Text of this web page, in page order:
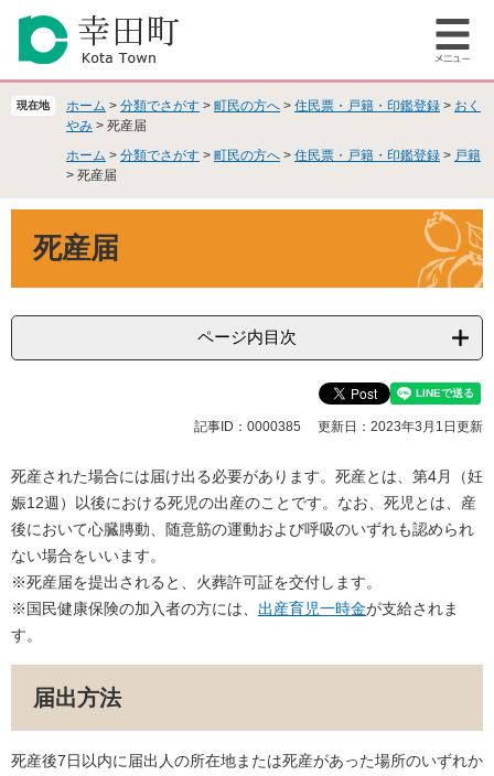
の
。
ー
て
メ
ー
現在地 ホーム > 分類でさがす > 町民の方へ > 住民票・戸籍・印鑑登録 > おく
やみ > 死産届
ホーム > 分類でさがす > 町民の方へ > 住民票・戸籍・印鑑登録 > 戸籍
> 死産届
死産届
ページ内目次
記事ID：0000385 更新日：2023年3月1日更新
死産された場合には届け出る必要があります。死産とは、第4月（妊
娠12週）以後における死児の出産のことです。なお、死児とは、産
後において心臓膞動、随意筋の運動および呼吸のいずれも認められ
ない場合をいいます。
※死産届を提出されると、火葬許可証を交付します。
※国民健康保険の加入者の方には、 出産育児一時金が支給されま
す。
届出方法
死産後7日以内に届出人の所在地または死産があった場所のいずれか